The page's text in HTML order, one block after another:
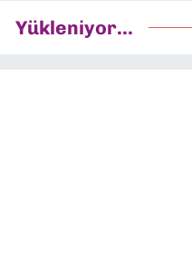
Yükleniyor...